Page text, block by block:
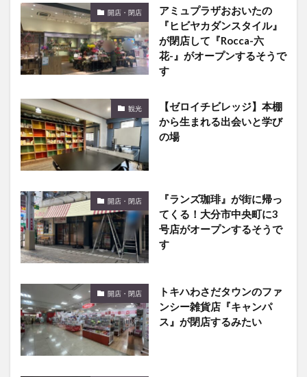
開店・閉店
アミュプラザおおいたの
『ヒビヤカダンスタイル』
が閉店して『Rocca-六
花-』がオープンするそうで
す
観光
【ゼロイチビレッジ】本棚
から生まれる出会いと学び
の場
開店・閉店
『ランズ珈琲』が街に帰っ
てくる！大分市中央町に3
号店がオープンするそうで
す
開店・閉店
トキハわさだタウンのファ
ンシー雑貨店『キャンパ
ス』が閉店するみたい